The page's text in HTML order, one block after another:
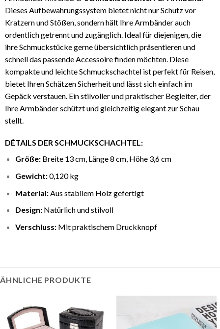
Dieses Aufbewahrungssystem bietet nicht nur Schutz vor
Kratzern und Stößen, sondern hält Ihre Armbänder auch
ordentlich getrennt und zugänglich. Ideal für diejenigen, die
ihre Schmuckstücke gerne übersichtlich präsentieren und
schnell das passende Accessoire finden möchten. Diese
kompakte und leichte Schmuckschachtel ist perfekt für Reisen,
bietet Ihren Schätzen Sicherheit und lässt sich einfach im
Gepäck verstauen. Ein stilvoller und praktischer Begleiter, der
Ihre Armbänder schützt und gleichzeitig elegant zur Schau
stellt.
DÉTAILS DER SCHMUCKSCHACHTEL:
Größe:Breite 13 cm, Länge 8 cm, Höhe 3,6 cm
Gewicht:0,120 kg
Material:Aus stabilem Holz gefertigt
Design:Natürlich und stilvoll
Verschluss:Mit praktischem Druckknopf
ÄHNLICHE PRODUKTE